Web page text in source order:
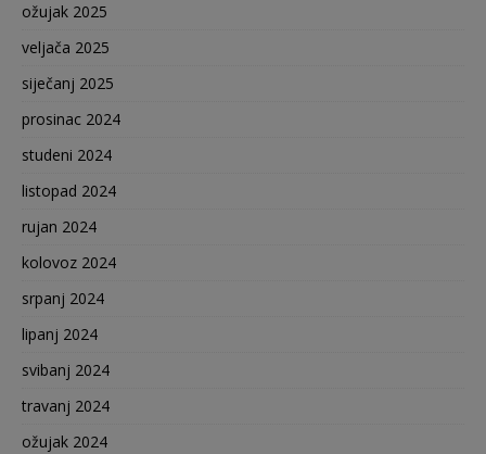
ožujak 2025
veljača 2025
siječanj 2025
prosinac 2024
studeni 2024
listopad 2024
rujan 2024
kolovoz 2024
srpanj 2024
lipanj 2024
svibanj 2024
travanj 2024
ožujak 2024